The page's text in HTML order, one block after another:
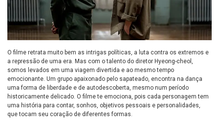
O filme retrata muito bem as intrigas políticas, a luta contra os extremos e
a repressão de uma era. Mas com o talento do diretor Hyeong-cheol,
somos levados em uma viagem divertida e ao mesmo tempo
emocionante. Um grupo apaixonado pelo sapateado, encontra na dança
uma forma de liberdade e de autodescoberta, mesmo num período
historicamente delicado. O filme te emociona, pois cada personagem tem
uma história para contar, sonhos, objetivos pessoais e personalidades,
que tocam seu coração de diferentes formas.